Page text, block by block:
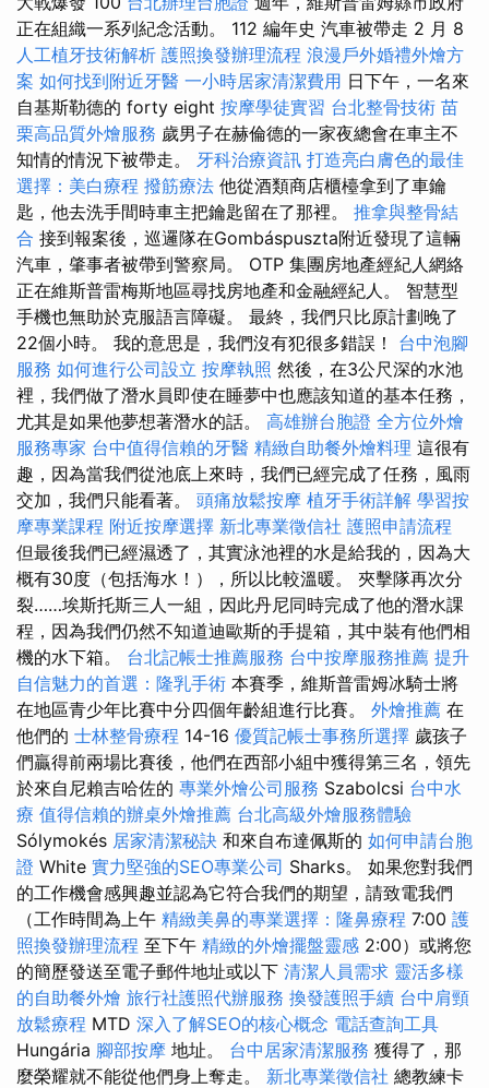
正在組織一系列紀念活動。 112 編年史 汽車被帶走 2 月 8
人工植牙技術解析 護照換發辦理流程 浪漫戶外婚禮外燴方
案 如何找到附近牙醫 一小時居家清潔費用 日下午，一名來
自基斯勒德的 forty eight 按摩學徒實習 台北整骨技術 苗
栗高品質外燴服務 歲男子在赫倫德的一家夜總會在車主不
知情的情況下被帶走。 牙科治療資訊 打造亮白膚色的最佳
選擇：美白療程 撥筋療法 他從酒類商店櫃檯拿到了車鑰
匙，他去洗手間時車主把鑰匙留在了那裡。 推拿與整骨結
合 接到報案後，巡邏隊在Gombáspuszta附近發現了這輛
汽車，肇事者被帶到警察局。 OTP 集團房地產經紀人網絡
正在維斯普雷梅斯地區尋找房地產和金融經紀人。 智慧型
手機也無助於克服語言障礙。 最終，我們只比原計劃晚了
22個小時。 我的意思是，我們沒有犯很多錯誤！ 台中泡腳
服務 如何進行公司設立 按摩執照 然後，在3公尺深的水池
裡，我們做了潛水員即使在睡夢中也應該知道的基本任務，
尤其是如果他夢想著潛水的話。 高雄辦台胞證 全方位外燴
服務專家 台中值得信賴的牙醫 精緻自助餐外燴料理 這很有
趣，因為當我們從池底上來時，我們已經完成了任務，風雨
交加，我們只能看著。 頭痛放鬆按摩 植牙手術詳解 學習按
摩專業課程 附近按摩選擇 新北專業徵信社 護照申請流程
但最後我們已經濕透了，其實泳池裡的水是給我的，因為大
概有30度（包括海水！），所以比較溫暖。 夾擊隊再次分
裂……埃斯托斯三人一組，因此丹尼同時完成了他的潛水課
程，因為我們仍然不知道迪歐斯的手提箱，其中裝有他們相
機的水下箱。 台北記帳士推薦服務 台中按摩服務推薦 提升
自信魅力的首選：隆乳手術 本賽季，維斯普雷姆冰騎士將
在地區青少年比賽中分四個年齡組進行比賽。 外燴推薦 在
他們的 士林整骨療程 14-16 優質記帳士事務所選擇 歲孩子
們贏得前兩場比賽後，他們在西部小組中獲得第三名，領先
於來自尼賴吉哈佐的 專業外燴公司服務 Szabolcsi 台中水
療 值得信賴的辦桌外燴推薦 台北高級外燴服務體驗
Sólymokés 居家清潔秘訣 和來自布達佩斯的 如何申請台胞
證 White 實力堅強的SEO專業公司 Sharks。 如果您對我們
的工作機會感興趣並認為它符合我們的期望，請致電我們
（工作時間為上午 精緻美鼻的專業選擇：隆鼻療程 7:00 護
照換發辦理流程 至下午 精緻的外燴擺盤靈感 2:00）或將您
的簡歷發送至電子郵件地址或以下 清潔人員需求 靈活多樣
的自助餐外燴 旅行社護照代辦服務 換發護照手續 台中肩頸
放鬆療程 MTD 深入了解SEO的核心概念 電話查詢工具
Hungária 腳部按摩 地址。 台中居家清潔服務 獲得了，那
麼榮耀就不能從他們身上奪走。 新北專業徵信社 總教練卡